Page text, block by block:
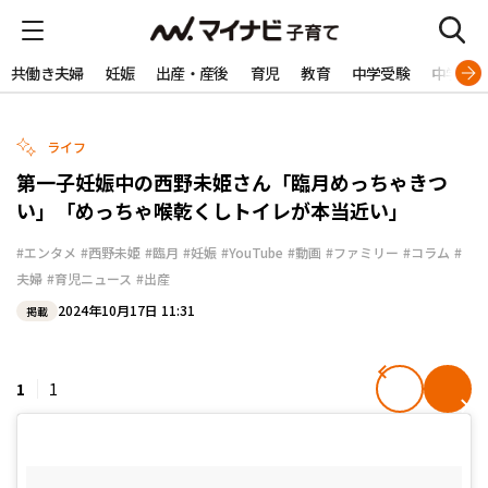
共働き夫婦 妊娠 出産・産後 育児 教育 中学受験 中学生
ライフ
第一子妊娠中の西野未姫さん「臨月めっちゃきつ
い」「めっちゃ喉乾くしトイレが本当近い」
#エンタメ #西野未姫 #臨月 #妊娠 #YouTube #動画 #ファミリー #コラム #
夫婦 #育児ニュース #出産
掲載 2024年10月17日 11:31
1 1